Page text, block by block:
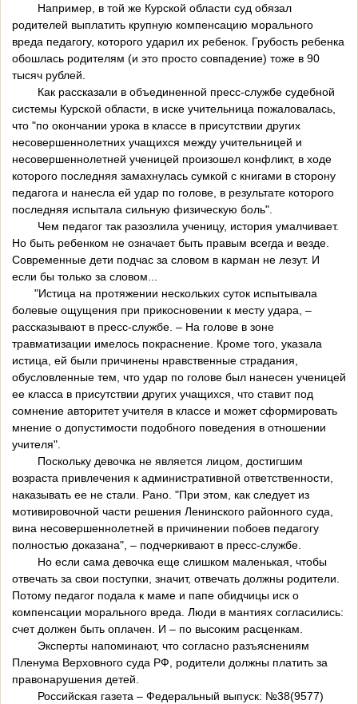
Например, в той же Курской области суд обязал
родителей выплатить крупную компенсацию морального
вреда педагогу, которого ударил их ребенок. Грубость ребенка
обошлась родителям (и это просто совпадение) тоже в 90
тысяч рублей.
Как рассказали в объединенной пресс-службе судебной
системы Курской области, в иске учительница пожаловалась,
что "по окончании урока в классе в присутствии других
несовершеннолетних учащихся между учительницей и
несовершеннолетней ученицей произошел конфликт, в ходе
которого последняя замахнулась сумкой с книгами в сторону
педагога и нанесла ей удар по голове, в результате которого
последняя испытала сильную физическую боль".
Чем педагог так разозлила ученицу, история умалчивает.
Но быть ребенком не означает быть правым всегда и везде.
Современные дети подчас за словом в карман не лезут. И
если бы только за словом...
"Истица на протяжении нескольких суток испытывала
болевые ощущения при прикосновении к месту удара, –
рассказывают в пресс-службе. – На голове в зоне
травматизации имелось покраснение. Кроме того, указала
истица, ей были причинены нравственные страдания,
обусловленные тем, что удар по голове был нанесен ученицей
ее класса в присутствии других учащихся, что ставит под
сомнение авторитет учителя в классе и может сформировать
мнение о допустимости подобного поведения в отношении
учителя".
Поскольку девочка не является лицом, достигшим
возраста привлечения к административной ответственности,
наказывать ее не стали. Рано. "При этом, как следует из
мотивировочной части решения Ленинского районного суда,
вина несовершеннолетней в причинении побоев педагогу
полностью доказана", – подчеркивают в пресс-службе.
Но если сама девочка еще слишком маленькая, чтобы
отвечать за свои поступки, значит, отвечать должны родители.
Потому педагог подала к маме и папе обидчицы иск о
компенсации морального вреда. Люди в мантиях согласились:
счет должен быть оплачен. И – по высоким расценкам.
Эксперты напоминают, что согласно разъяснениям
Пленума Верховного суда РФ, родители должны платить за
правонарушения детей.
Российская газета – Федеральный выпуск: №38(9577)